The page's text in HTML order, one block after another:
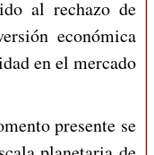
al rechazo de
económica
en el mercado
presente se